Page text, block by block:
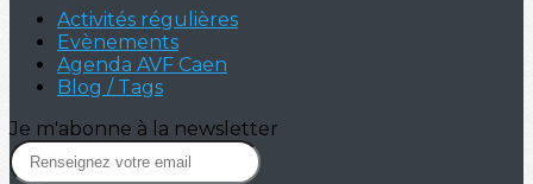
Activités régulières
Evènements
Agenda AVF Caen
Blog / Tags
Je m'abonne à la newsletter